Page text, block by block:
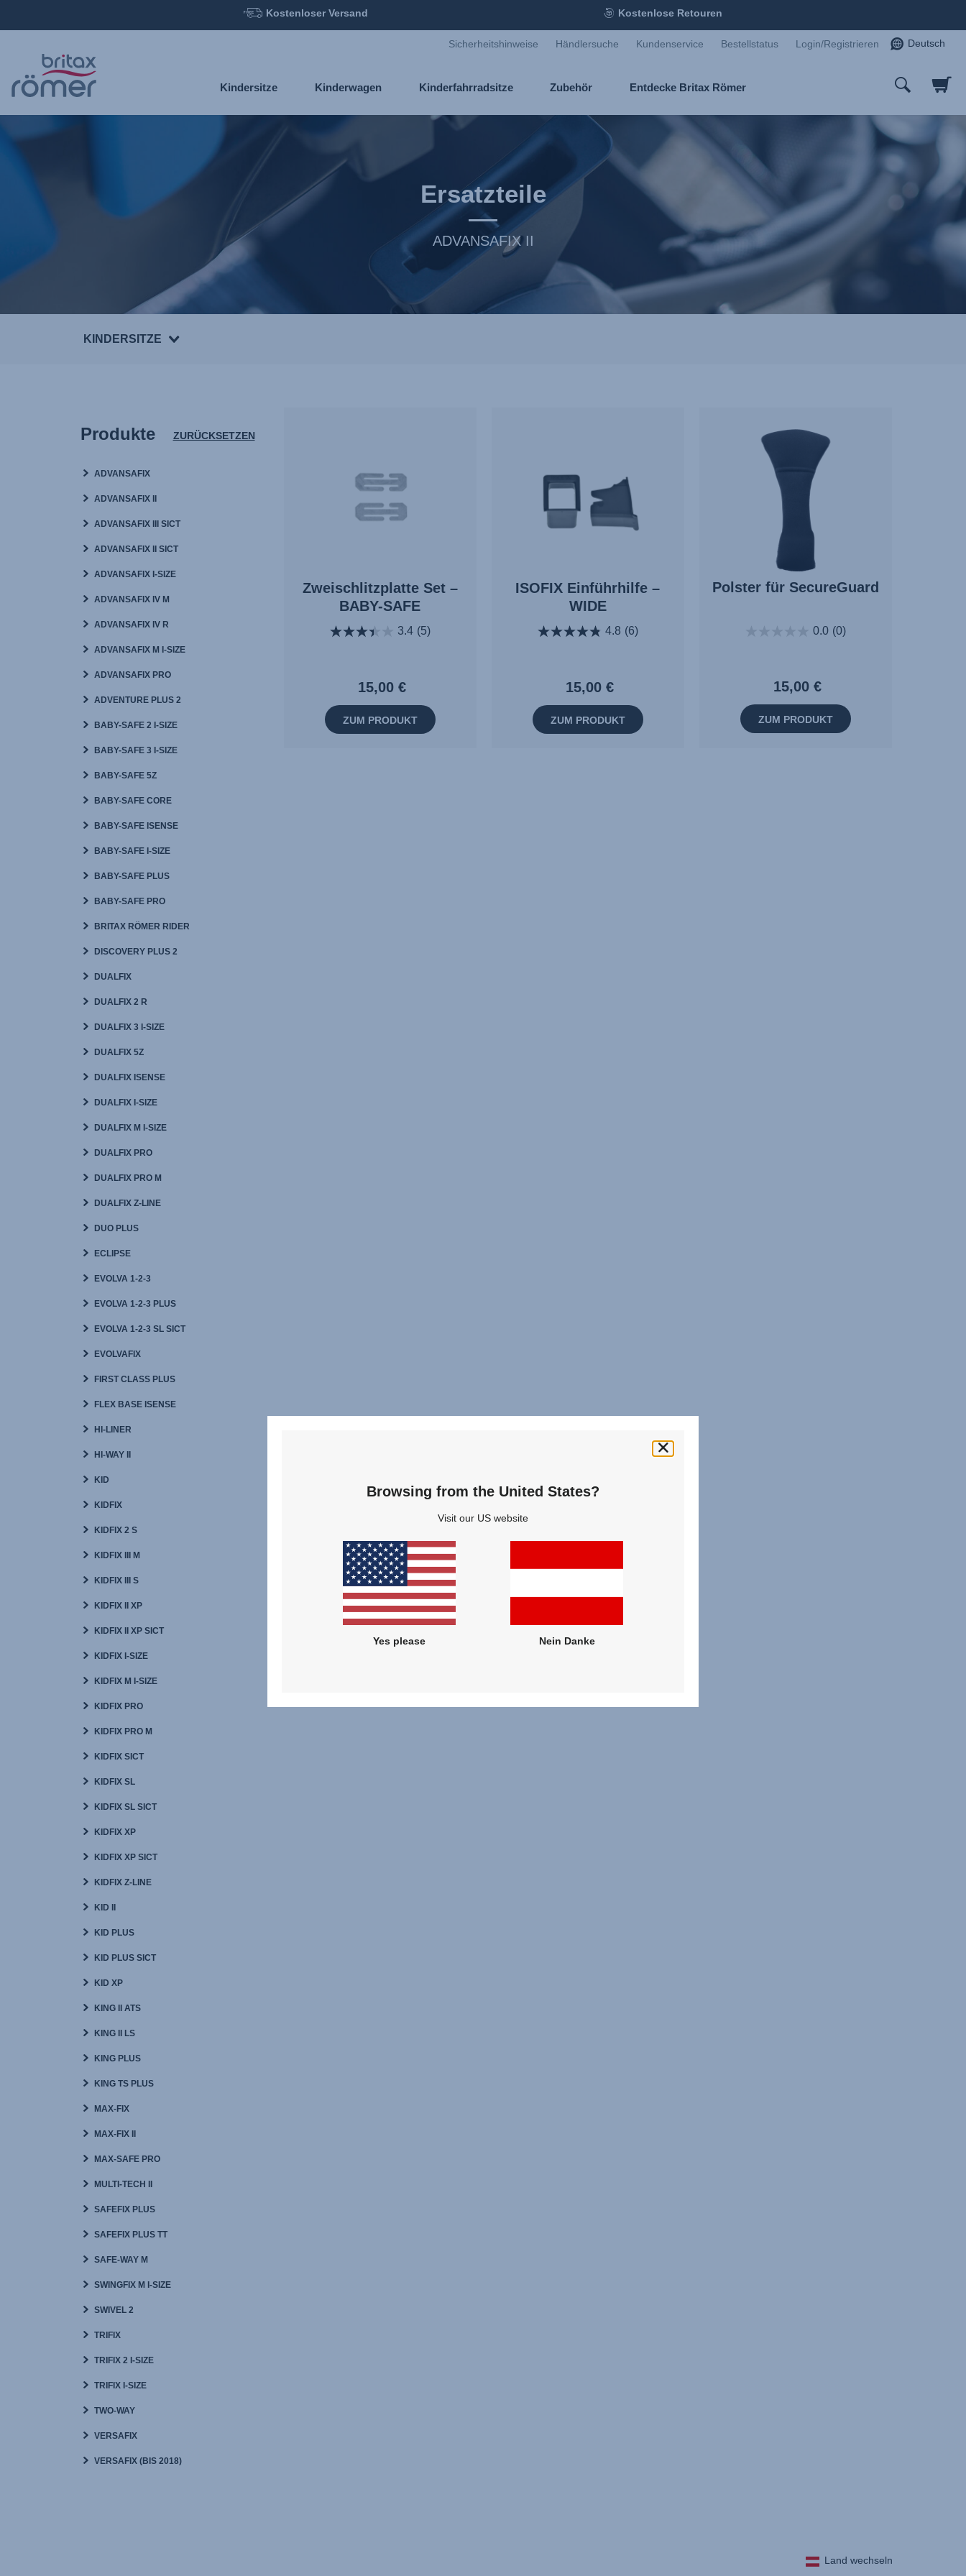
Hauptinhalt
springen
Kostenloser Versand Kostenlose Retouren
Sicherheitshinweise Händlersuche Kundenservice Bestellstatus Login/Registrieren Deutsch
Kindersitze Kinderwagen Kinderfahrradsitze Zubehör Entdecke Britax Römer
Ersatzteile
ADVANSAFIX II
KINDERSITZE
Zweischlitzplatte Set –
BABY-SAFE
3.4 (5)
15,00 €
ZUM PRODUKT
ISOFIX Einführhilfe –
WIDE
4.8 (6)
15,00 €
ZUM PRODUKT
Polster für SecureGuard
0.0 (0)
15,00 €
ZUM PRODUKT
Produkte ZURÜCKSETZEN
ADVANSAFIX
ADVANSAFIX II
ADVANSAFIX III SICT
ADVANSAFIX II SICT
ADVANSAFIX I-SIZE
ADVANSAFIX IV M
ADVANSAFIX IV R
ADVANSAFIX M I-SIZE
ADVANSAFIX PRO
ADVENTURE PLUS 2
BABY-SAFE 2 I-SIZE
BABY-SAFE 3 I-SIZE
BABY-SAFE 5Z
BABY-SAFE CORE
BABY-SAFE ISENSE
BABY-SAFE I-SIZE
BABY-SAFE PLUS
BABY-SAFE PRO
BRITAX RÖMER RIDER
DISCOVERY PLUS 2
DUALFIX
DUALFIX 2 R
DUALFIX 3 I-SIZE
DUALFIX 5Z
DUALFIX ISENSE
DUALFIX I-SIZE
DUALFIX M I-SIZE
DUALFIX PRO
DUALFIX PRO M
DUALFIX Z-LINE
DUO PLUS
ECLIPSE
EVOLVA 1-2-3
EVOLVA 1-2-3 PLUS
EVOLVA 1-2-3 SL SICT
EVOLVAFIX
FIRST CLASS PLUS
FLEX BASE ISENSE
HI-LINER
HI-WAY II
KID
KIDFIX
KIDFIX 2 S
KIDFIX III M
KIDFIX III S
KIDFIX II XP
KIDFIX II XP SICT
KIDFIX I-SIZE
KIDFIX M I-SIZE
KIDFIX PRO
KIDFIX PRO M
KIDFIX SICT
KIDFIX SL
KIDFIX SL SICT
KIDFIX XP
KIDFIX XP SICT
KIDFIX Z-LINE
KID II
KID PLUS
KID PLUS SICT
KID XP
KING II ATS
KING II LS
KING PLUS
KING TS PLUS
MAX-FIX
MAX-FIX II
MAX-SAFE PRO
MULTI-TECH II
SAFEFIX PLUS
SAFEFIX PLUS TT
SAFE-WAY M
SWINGFIX M I-SIZE
SWIVEL 2
TRIFIX
TRIFIX 2 I-SIZE
TRIFIX I-SIZE
TWO-WAY
VERSAFIX
VERSAFIX (BIS 2018)
Land wechseln
Browsing from the United States?
Visit our US website
Yes please Nein Danke